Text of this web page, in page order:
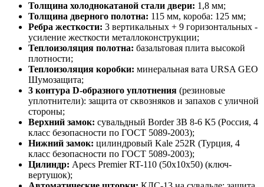
Толщина холоднокатаной стали двери: 1,8 мм;
Толщина дверного полотна: 115 мм, короба: 125 мм;
Ребра жесткости: 3 вертикальных + 9 горизонтальных -
усиление жесткости металлоконструкции;
Теплоизоляция полотна: базальтовая плита высокой
плотности;
Теплоизоляция коробки: минеральная вата URSA GEO
Шумозащита;
3 контура D-образного уплотнения (резиновые
уплотнители): защита от сквозняков и запахов с уличной
стороны;
Верхний замок: сувальдный Border ЗВ 8-6 К5 (Россия, 4
класс безопасности по ГОСТ 5089-2003);
Нижний замок: цилиндровый Kale 252R (Турция, 4
класс безопасности по ГОСТ 5089-2003);
Цилиндр: Apecs Premier RT-110 (50х10х50) (ключ-
вертушок);